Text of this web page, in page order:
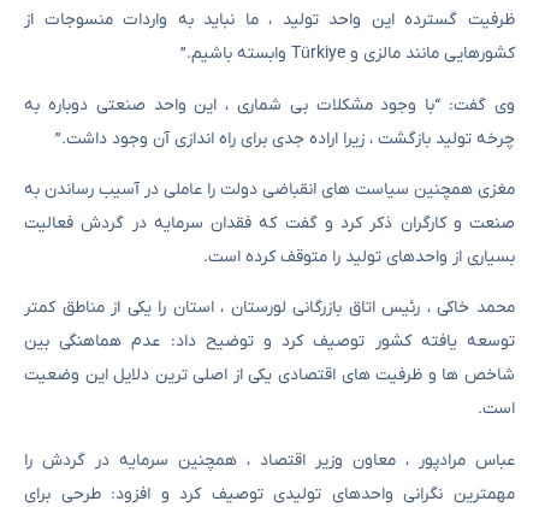
ظرفیت گسترده این واحد تولید ، ما نباید به واردات منسوجات از
کشورهایی مانند مالزی و Türkiye وابسته باشیم.”
وی گفت: “با وجود مشکلات بی شماری ، این واحد صنعتی دوباره به
چرخه تولید بازگشت ، زیرا اراده جدی برای راه اندازی آن وجود داشت.”
مغزی همچنین سیاست های انقباضی دولت را عاملی در آسیب رساندن به
صنعت و کارگران ذکر کرد و گفت که فقدان سرمایه در گردش فعالیت
بسیاری از واحدهای تولید را متوقف کرده است.
محمد خاکی ، رئیس اتاق بازرگانی لورستان ، استان را یکی از مناطق کمتر
توسعه یافته کشور توصیف کرد و توضیح داد: عدم هماهنگی بین
شاخص ها و ظرفیت های اقتصادی یکی از اصلی ترین دلایل این وضعیت
است.
عباس مرادپور ، معاون وزیر اقتصاد ، همچنین سرمایه در گردش را
مهمترین نگرانی واحدهای تولیدی توصیف کرد و افزود: طرحی برای